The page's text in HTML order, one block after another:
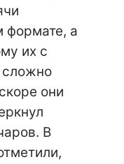
формате, а
их с
сложно
они
В